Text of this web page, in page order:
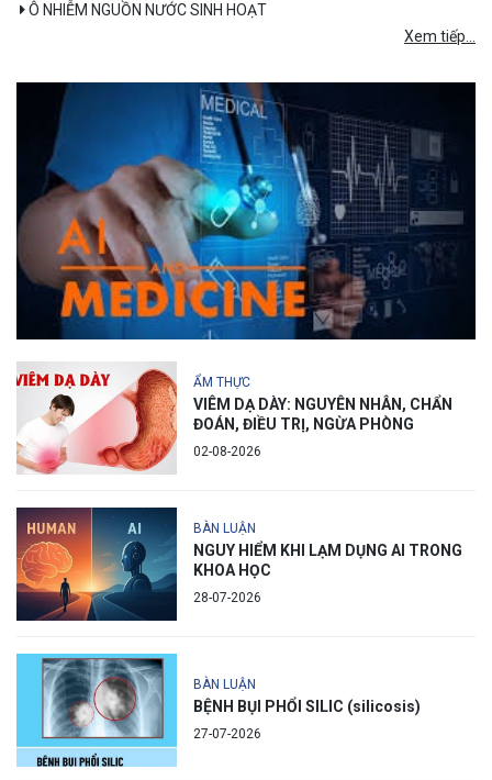
Ô NHIỄM NGUỒN NƯỚC SINH HOẠT
Xem tiếp...
ẨM THỰC
VIÊM DẠ DÀY: NGUYÊN NHÂN, CHẨN
ĐOÁN, ĐIỀU TRỊ, NGỪA PHÒNG
02-08-2026
BÀN LUẬN
NGUY HIỂM KHI LẠM DỤNG AI TRONG
KHOA HỌC
28-07-2026
BÀN LUẬN
BỆNH BỤI PHỔI SILIC (silicosis)
27-07-2026